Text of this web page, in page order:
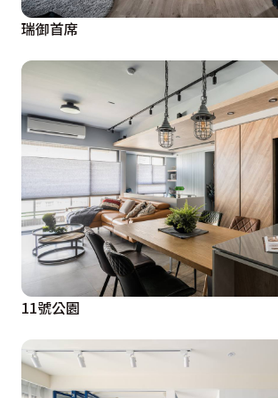
瑞御首席
11號公園